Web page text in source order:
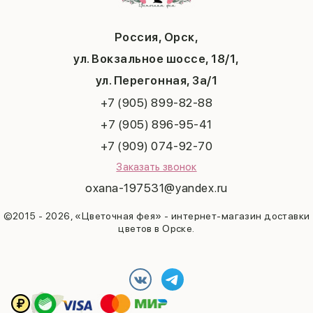
Россия, Орск,
ул. Вокзальное шоссе, 18/1,
ул. Перегонная, 3а/1
+7 (905) 899-82-88
+7 (905) 896-95-41
+7 (909) 074-92-70
Заказать звонок
oxana-197531@yandex.ru
©2015 - 2026, «Цветочная фея» - интернет-магазин доставки
цветов в Орске.
Рождество